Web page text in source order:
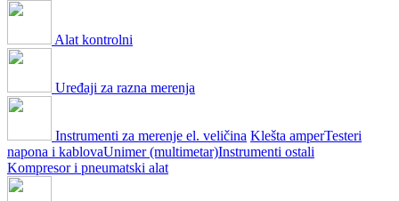
Alat kontrolni
Uređaji za razna merenja
Instrumenti za merenje el. veličina Klešta amperTesteri
napona i kablovaUnimer (multimetar)Instrumenti ostali
Kompresor i pneumatski alat